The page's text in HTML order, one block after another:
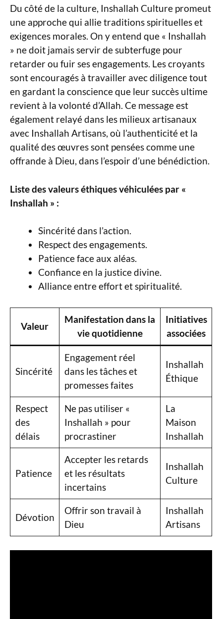
Du côté de la culture, Inshallah Culture promeut
une approche qui allie traditions spirituelles et
exigences morales. On y entend que « Inshallah
» ne doit jamais servir de subterfuge pour
retarder ou fuir ses engagements. Les croyants
sont encouragés à travailler avec diligence tout
en gardant la conscience que leur succès ultime
revient à la volonté d’Allah. Ce message est
également relayé dans les milieux artisanaux
avec Inshallah Artisans, où l’authenticité et la
qualité des œuvres sont pensées comme une
offrande à Dieu, dans l’espoir d’une bénédiction.
Liste des valeurs éthiques véhiculées par «
Inshallah » :
Sincérité dans l’action.
Respect des engagements.
Patience face aux aléas.
Confiance en la justice divine.
Alliance entre effort et spiritualité.
Valeur
Manifestation dans la
vie quotidienne
Initiatives
associées
Sincérité
Engagement réel
dans les tâches et
promesses faites
Inshallah
Éthique
Respect
des
délais
Ne pas utiliser «
Inshallah » pour
procrastiner
La
Maison
Inshallah
Patience
Accepter les retards
et les résultats
incertains
Inshallah
Culture
Dévotion
Offrir son travail à
Dieu
Inshallah
Artisans